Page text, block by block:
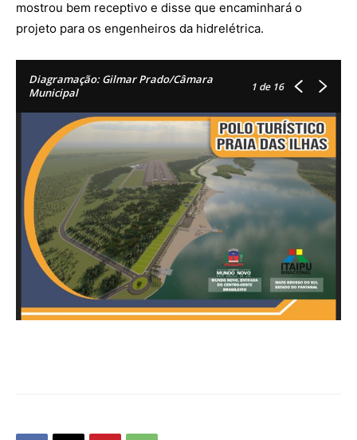
mostrou bem receptivo e disse que encaminhará o
projeto para os engenheiros da hidrelétrica.
Diagramação: Gilmar Prado/Câmara
Municipal
1 de 16